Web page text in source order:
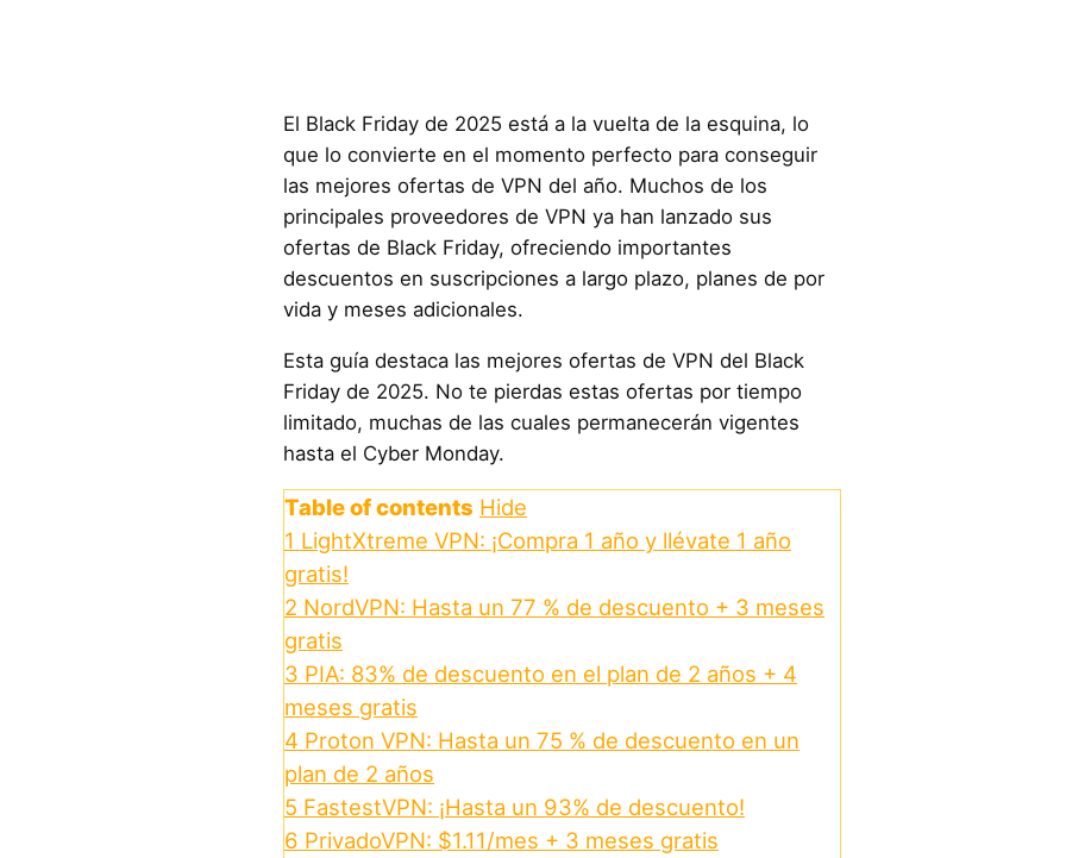
El Black Friday de 2025 está a la vuelta de la esquina, lo
que lo convierte en el momento perfecto para conseguir
las mejores ofertas de VPN del año. Muchos de los
principales proveedores de VPN ya han lanzado sus
ofertas de Black Friday, ofreciendo importantes
descuentos en suscripciones a largo plazo, planes de por
vida y meses adicionales.
Esta guía destaca las mejores ofertas de VPN del Black
Friday de 2025. No te pierdas estas ofertas por tiempo
limitado, muchas de las cuales permanecerán vigentes
hasta el Cyber Monday.
Table of contents Hide
1 LightXtreme VPN: ¡Compra 1 año y llévate 1 año
gratis!
2 NordVPN: Hasta un 77 % de descuento + 3 meses
gratis
3 PIA: 83% de descuento en el plan de 2 años + 4
meses gratis
4 Proton VPN: Hasta un 75 % de descuento en un
plan de 2 años
5 FastestVPN: ¡Hasta un 93% de descuento!
6 PrivadoVPN: $1.11/mes + 3 meses gratis